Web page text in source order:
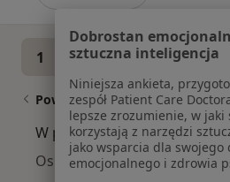
1 2 3
Powiązane wyszukiwania
W pobliżu Gdańska
Ospa w Gdyni
Dobrostan
sztuczna inteligencja
Niniejsza ankieta,
zespół Patient Care
lepsze zrozumienie, w jaki
korzystają z narzędzi
jako wsparcia dla swojego
emocjonalnego i zdrowia